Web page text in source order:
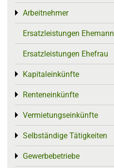
Arbeitnehmer
Toggle menu
Ersatzleistungen Ehemann
Ersatzleistungen Ehefrau
Kapitaleinkünfte
Toggle menu
Renteneinkünfte
Toggle menu
Vermietungseinkünfte
Toggle menu
Selbständige Tätigkeiten
Toggle menu
Gewerbebetriebe
Toggle menu